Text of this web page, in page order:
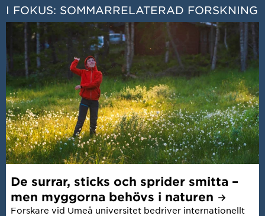
I FOKUS: SOMMARRELATERAD FORSKNING
De surrar, sticks och sprider smitta –
men myggorna behövs i naturen
Forskare vid Umeå universitet bedriver internationellt